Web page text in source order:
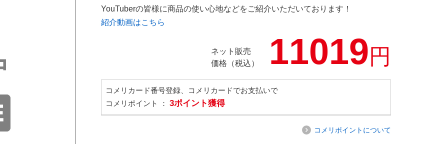
YouTuberの皆様に商品の使い心地などをご紹介いただいております！
紹介動画はこちら
ネット販売
価格（税込）
11019円
コメリカード番号登録、コメリカードでお支払いで
コメリポイント ： 3ポイント獲得
コメリポイントについて